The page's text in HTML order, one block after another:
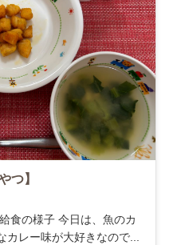
つ】
食の様子 今日は、魚のカ
レー味が大好きなので...